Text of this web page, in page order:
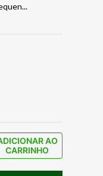
...
AO
CARRINHO